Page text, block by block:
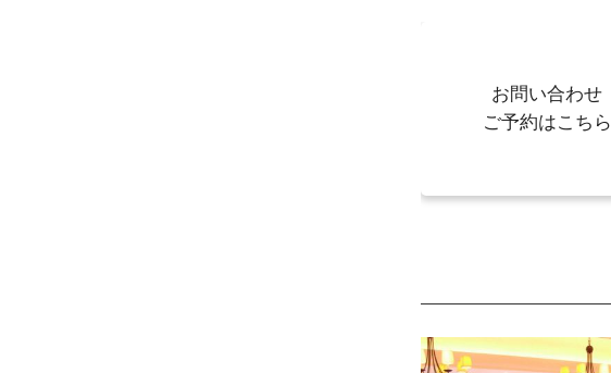
お問い合わせ
ご予約はこちら